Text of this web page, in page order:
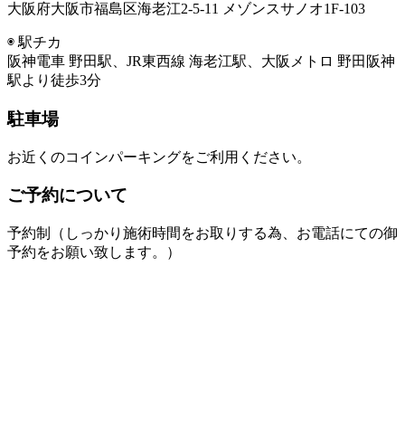
大阪府大阪市福島区海老江2-5-11 メゾンスサノオ1F-103
◉ 駅チカ
阪神電車 野田駅、JR東西線 海老江駅、大阪メトロ 野田阪神
駅より徒歩3分
駐車場
お近くのコインパーキングをご利用ください。
ご予約について
予約制（しっかり施術時間をお取りする為、お電話にての御
予約をお願い致します。）